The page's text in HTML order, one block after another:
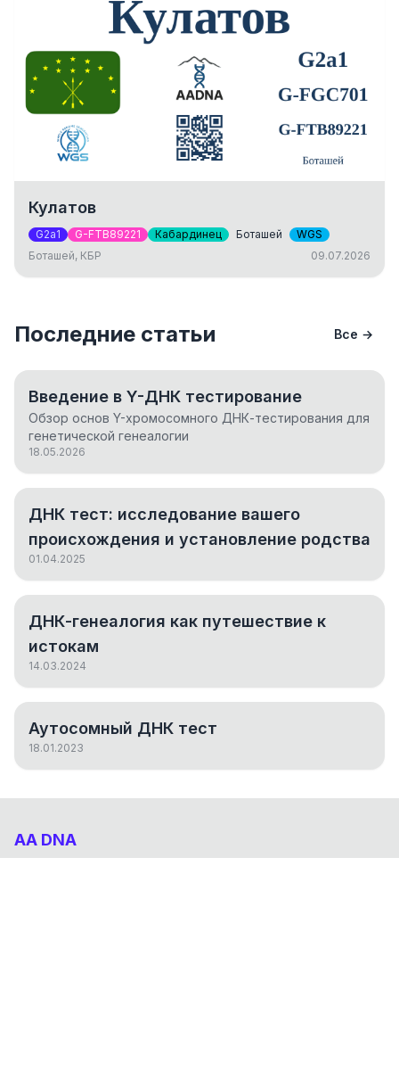
Кулатов
G2a1 G-FTB89221 Кабардинец Боташей
WGS
Боташей, КБР
09.07.2026
Последние статьи Все →
Введение в Y-ДНК тестирование
Обзор основ Y-хромосомного ДНК-тестирования для
генетической генеалогии
18.05.2026
ДНК тест: исследование вашего
происхождения и установление родства
01.04.2025
ДНК-генеалогия как путешествие к
истокам
14.03.2024
Аутосомный ДНК тест
18.01.2023
AA DNA